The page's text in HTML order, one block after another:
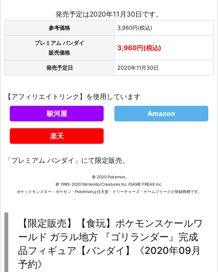
発売予定は2020年11月30日です。
参考価格 3,960円(税込)
プレミアム バンダイ
販売価格
3,960円(税込)
発売予定日 2020年11月30日
【アフィリエイトリンク】を使用しています
駿河屋 Amazon
楽天
「プレミアム バンダイ」にて限定販売。
© 2020 Pokemon.
© 1995-2020 Nintendo/Creatures Inc./GAME FREAK inc.
ポケットモンスター・ポケモン・Pokémonは任天堂・クリーチャーズ・ゲームフリークの登録商標です。
【限定販売】【食玩】ポケモンスケールワ
ールド ガラル地方 『ゴリランダー』完成
品フィギュア【バンダイ】《2020年09月
予約》